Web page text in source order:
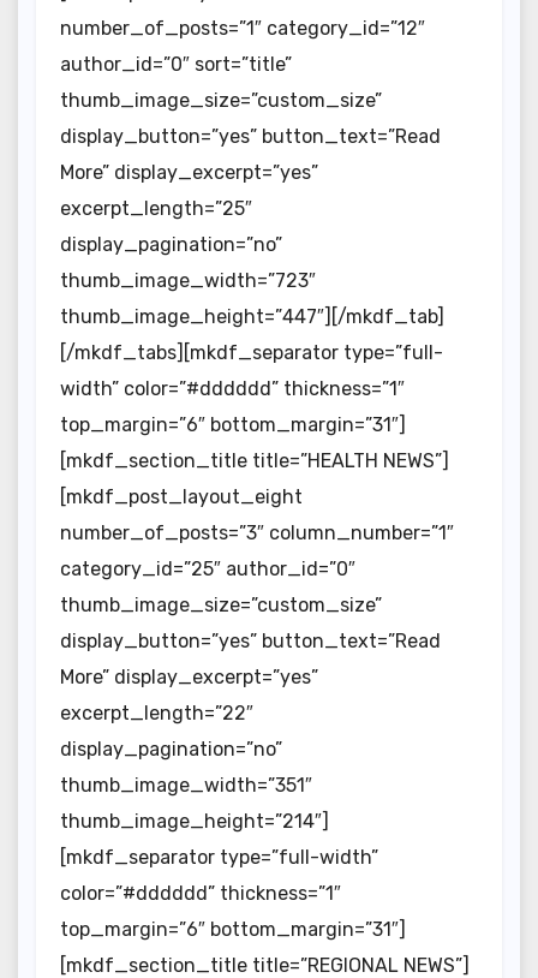
number_of_posts=”1″ category_id=”12″
author_id=”0″ sort=”title”
thumb_image_size=”custom_size”
display_button=”yes” button_text=”Read
More” display_excerpt=”yes”
excerpt_length=”25″
display_pagination=”no”
thumb_image_width=”723″
thumb_image_height=”447″][/mkdf_tab]
[/mkdf_tabs][mkdf_separator type=”full-
width” color=”#dddddd” thickness=”1″
top_margin=”6″ bottom_margin=”31″]
[mkdf_section_title title=”HEALTH NEWS”]
[mkdf_post_layout_eight
number_of_posts=”3″ column_number=”1″
category_id=”25″ author_id=”0″
thumb_image_size=”custom_size”
display_button=”yes” button_text=”Read
More” display_excerpt=”yes”
excerpt_length=”22″
display_pagination=”no”
thumb_image_width=”351″
thumb_image_height=”214″]
[mkdf_separator type=”full-width”
color=”#dddddd” thickness=”1″
top_margin=”6″ bottom_margin=”31″]
[mkdf_section_title title=”REGIONAL NEWS”]